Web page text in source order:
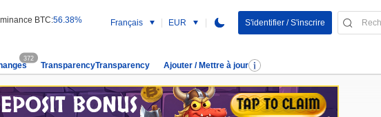
BTC:56.38% Français EUR S'identifier / S'inscrire
372
TransparencyTransparency Ajouter / Mettre à jour